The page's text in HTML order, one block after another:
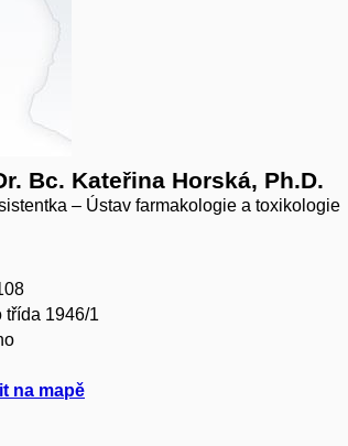
Bc. Kateřina Horská, Ph.D.
– Ústav farmakologie a toxikologie
třída 1946/1
na mapě